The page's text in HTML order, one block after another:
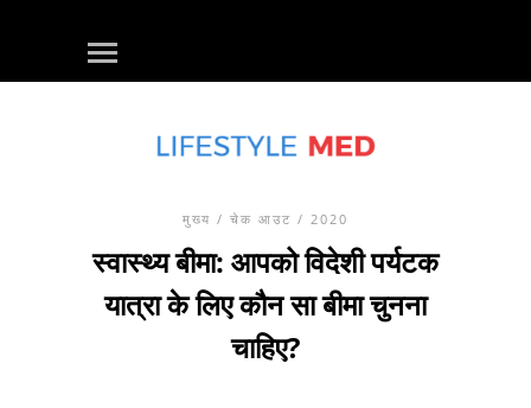
मुख्य / चेक आउट / 2020
स्वास्थ्य बीमा: आपको विदेशी पर्यटक
यात्रा के लिए कौन सा बीमा चुनना
चाहिए?